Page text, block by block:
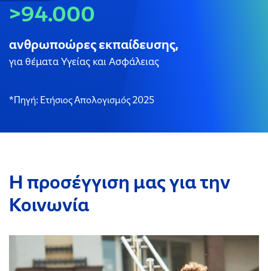
>94.000
ανθρωποώρες εκπαίδευσης,
για θέματα Υγείας και Ασφάλειας
*Πηγή: Ετήσιος Απολογισμός 2025
Η προσέγγιση μας για την
Κοινωνία